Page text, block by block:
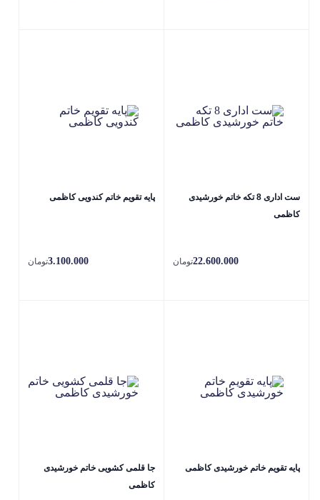
ست اداری 8 تکه خاتم خورشیدی
کاظمی
22.600.000تومان
پایه تقویم خاتم کندویی کاظمی
3.100.000تومان
پایه تقویم خاتم خورشیدی کاظمی
جا قلمی کشویی خاتم خورشیدی
کاظمی